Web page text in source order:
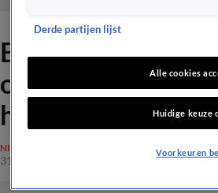
Bezeten Samir
of Talent-
het lijf
NIEUWS
31 okt 2018, 20:31
Derde partijen lijst
Alle cookies
Huidige keuze
Voorkeuren